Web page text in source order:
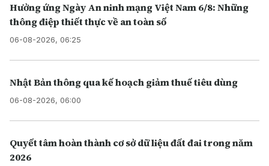
Hưởng ứng Ngày An ninh mạng Việt Nam 6/8: Những
thông điệp thiết thực về an toàn số
06-08-2026, 06:25
Nhật Bản thông qua kế hoạch giảm thuế tiêu dùng
06-08-2026, 06:00
Quyết tâm hoàn thành cơ sở dữ liệu đất đai trong năm
2026